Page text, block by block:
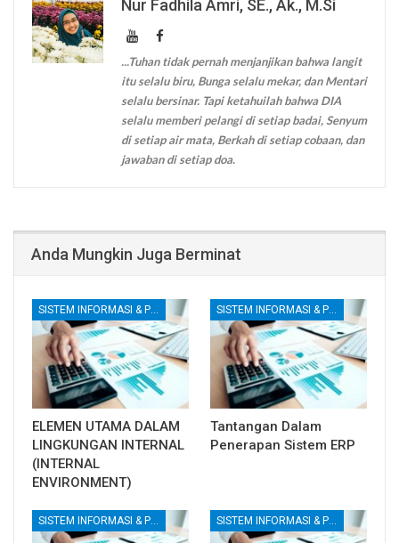
Nur Fadhila Amri, SE., Ak., M.Si
...Tuhan tidak pernah menjanjikan bahwa langit
itu selalu biru, Bunga selalu mekar, dan Mentari
selalu bersinar. Tapi ketahuilah bahwa DIA
selalu memberi pelangi di setiap badai, Senyum
di setiap air mata, Berkah di setiap cobaan, dan
jawaban di setiap doa.
Anda Mungkin Juga Berminat
SISTEM INFORMASI & PENGENDALIAN INTERNAL
ELEMEN UTAMA DALAM
LINGKUNGAN INTERNAL
(INTERNAL
ENVIRONMENT)
SISTEM INFORMASI & PENGENDALIAN INTERNAL
Tantangan Dalam
Penerapan Sistem ERP
SISTEM INFORMASI & PENGENDALIAN INTERNAL SISTEM INFORMASI & PENGENDALIAN INTERNAL